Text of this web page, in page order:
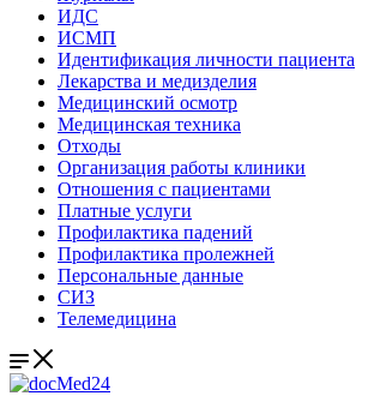
ИДС
ИСМП
Идентификация личности пациента
Лекарства и медизделия
Медицинский осмотр
Медицинская техника
Отходы
Организация работы клиники
Отношения с пациентами
Платные услуги
Профилактика падений
Профилактика пролежней
Персональные данные
СИЗ
Телемедицина